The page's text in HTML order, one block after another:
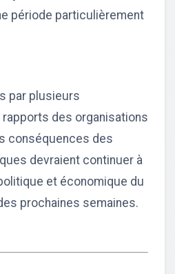
période particulièrement
par plusieurs
des organisations
conséquences des
devraient continuer à
et économique du
prochaines semaines.